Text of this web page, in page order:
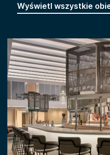
Wyświetl wszystkie